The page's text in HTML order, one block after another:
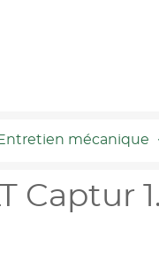
Entretien mécanique
Captur